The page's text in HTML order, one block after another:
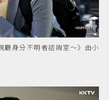
廳身分不明者諮詢室～》由小